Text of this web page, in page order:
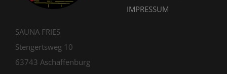
IMPRESSUM
SAUNA FRIES
Stengertsweg 10
63743 Aschaffenburg